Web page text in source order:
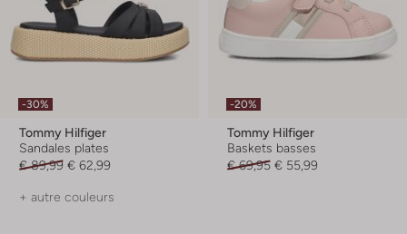
-30%
Tommy Hilfiger
Sandales plates
€ 89,99 € 62,99
+ autre couleurs
-20%
Tommy Hilfiger
Baskets basses
€ 69,95 € 55,99